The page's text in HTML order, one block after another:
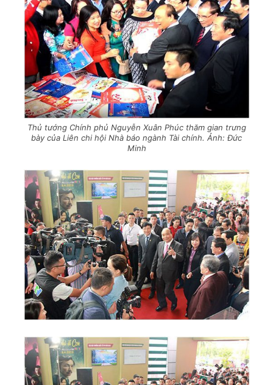
Thủ tướng Chính phủ Nguyễn Xuân Phúc thăm gian trưng
bày của Liên chi hội Nhà báo ngành Tài chính. Ảnh: Đức
Minh